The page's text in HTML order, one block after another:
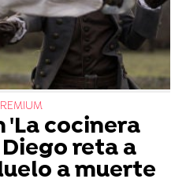
'La cocinera
reta a
a muerte